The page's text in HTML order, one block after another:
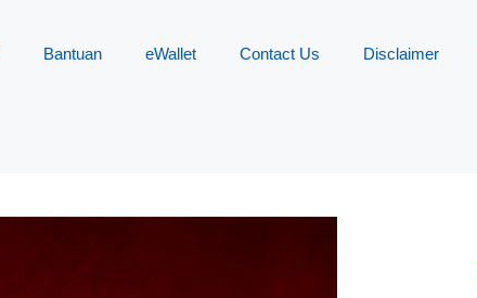
Bantuan eWallet Contact Us Disclaimer